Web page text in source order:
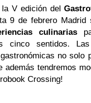
la V edición del
9 de febrero Madrid
culinarias
cinco sentidos. Las
no solo
además tendremos
Crossing!